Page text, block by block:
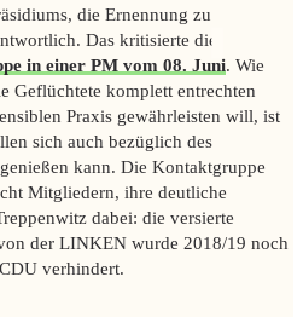
die Ernennung zu
Das kritisierte die
in einer PM vom 08. Juni. Wie
Geflüchtete komplett entrechten
Praxis gewährleisten will, ist
sich auch bezüglich des
kann. Die Kontaktgruppe
Mitgliedern, ihre deutliche
dabei: die versierte
der LINKEN wurde 2018/19 noch
verhindert.